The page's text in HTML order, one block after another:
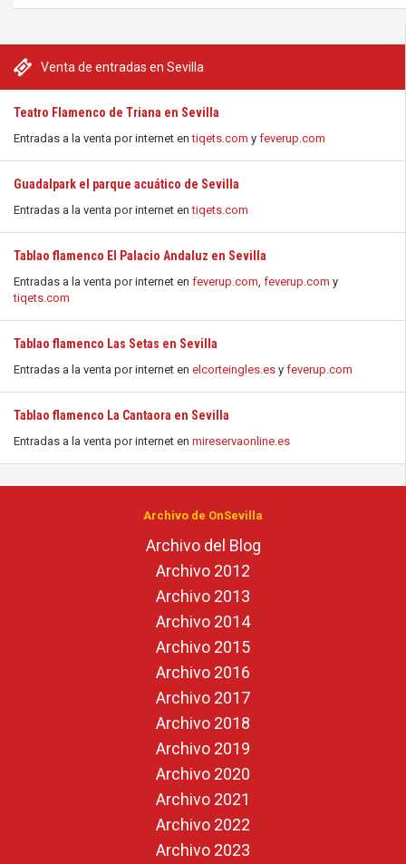
Venta de entradas en Sevilla
Teatro Flamenco de Triana en Sevilla
Entradas a la venta por internet entiqets.com y feverup.com
Guadalpark el parque acuático de Sevilla
Entradas a la venta por internet entiqets.com
Tablao flamenco El Palacio Andaluz en Sevilla
Entradas a la venta por internet en feverup.com, feverup.com y
tiqets.com
Tablao flamenco Las Setas en Sevilla
Entradas a la venta por internet en elcorteingles.es y feverup.com
Tablao flamenco La Cantaora en Sevilla
Entradas a la venta por internet en mireservaonline.es
Archivo de OnSevilla
Archivo del Blog
Archivo 2012
Archivo 2013
Archivo 2014
Archivo 2015
Archivo 2016
Archivo 2017
Archivo 2018
Archivo 2019
Archivo 2020
Archivo 2021
Archivo 2022
Archivo 2023